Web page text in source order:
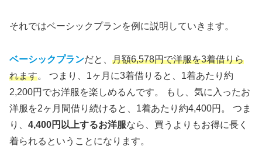
それではベーシックプランを例に説明していきます。
ベーシックプランだと、 月額6,578円で洋服を3着借りら
れます。 つまり、1ヶ月に3着借りると、1着あたり約
2,200円でお洋服を楽しめるんです。 もし、気に入ったお
洋服を2ヶ月間借り続けると、1着あたり約4,400円。 つま
り、 4,400円以上するお洋服なら、買うよりもお得に長く
着られるということになります。